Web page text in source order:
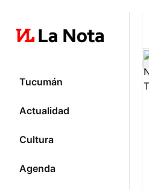
Tucumán
Actualidad
Cultura
Agenda